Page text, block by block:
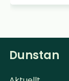
Dunstan